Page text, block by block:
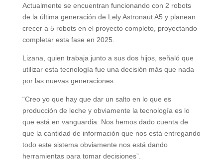
Actualmente se encuentran funcionando con 2 robots
de la última generación de Lely Astronaut A5 y planean
crecer a 5 robots en el proyecto completo, proyectando
completar esta fase en 2025.
Lizana, quien trabaja junto a sus dos hijos, señaló que
utilizar esta tecnología fue una decisión más que nada
por las nuevas generaciones.
“Creo yo que hay que dar un salto en lo que es
producción de leche y obviamente la tecnología es lo
que está en vanguardia. Nos hemos dado cuenta de
que la cantidad de información que nos está entregando
todo este sistema obviamente nos está dando
herramientas para tomar decisiones”.